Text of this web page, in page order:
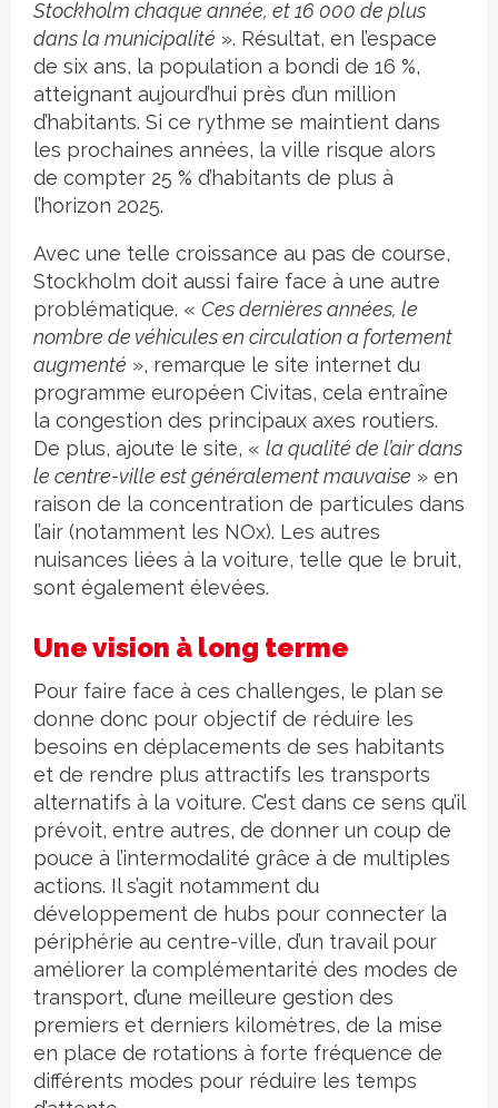
Stockholm chaque année, et 16 000 de plus
dans la municipalité ». Résultat, en l’espace
de six ans, la population a bondi de 16 %,
atteignant aujourd’hui près d’un million
d’habitants. Si ce rythme se maintient dans
les prochaines années, la ville risque alors
de compter 25 % d’habitants de plus à
l’horizon 2025.
Avec une telle croissance au pas de course,
Stockholm doit aussi faire face à une autre
problématique. « Ces dernières années, le
nombre de véhicules en circulation a fortement
augmenté », remarque le site internet du
programme européen Civitas, cela entraîne
la congestion des principaux axes routiers.
De plus, ajoute le site, « la qualité de l’air dans
le centre-ville est généralement mauvaise » en
raison de la concentration de particules dans
l’air (notamment les NOx). Les autres
nuisances liées à la voiture, telle que le bruit,
sont également élevées.
Une vision à long terme
Pour faire face à ces challenges, le plan se
donne donc pour objectif de réduire les
besoins en déplacements de ses habitants
et de rendre plus attractifs les transports
alternatifs à la voiture. C’est dans ce sens qu’il
prévoit, entre autres, de donner un coup de
pouce à l’intermodalité grâce à de multiples
actions. Il s’agit notamment du
développement de hubs pour connecter la
périphérie au centre-ville, d’un travail pour
améliorer la complémentarité des modes de
transport, d’une meilleure gestion des
premiers et derniers kilomètres, de la mise
en place de rotations à forte fréquence de
différents modes pour réduire les temps